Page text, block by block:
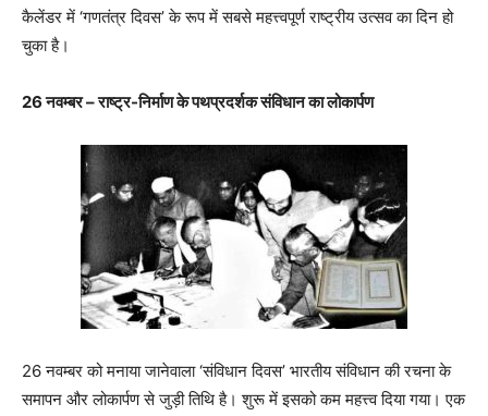
कैलेंडर में ‘गणतंत्र दिवस’ के रूप में सबसे महत्त्वपूर्ण राष्ट्रीय उत्सव का दिन हो
चुका है।
26 नवम्बर – राष्ट्र-निर्माण के पथप्रदर्शक संविधान का लोकार्पण
26 नवम्बर को मनाया जानेवाला ‘संविधान दिवस’ भारतीय संविधान की रचना के
समापन और लोकार्पण से जुड़ी तिथि है। शुरू में इसको कम महत्त्व दिया गया। एक